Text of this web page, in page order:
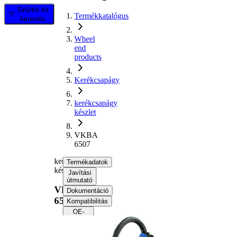
Szűrés és
keresés
Termékkatalógus
Wheel
end
products
Kerékcsapágy
kerékcsapágy
készlet
VKBA
6507
kerékcsapágy
készlet
VKBA
6507
Termékadatok
Javítási
útmutató
Dokumentáció
Kompatibilitás
OE-